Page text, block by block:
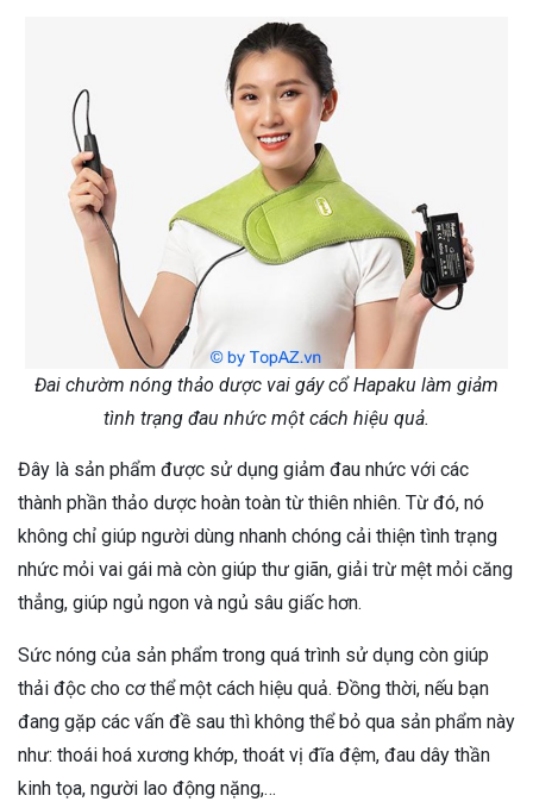
Đai chườm nóng thảo dược vai gáy cổ Hapaku làm giảm
tình trạng đau nhức một cách hiệu quả.
Đây là sản phẩm được sử dụng giảm đau nhức với các
thành phần thảo dược hoàn toàn từ thiên nhiên. Từ đó, nó
không chỉ giúp người dùng nhanh chóng cải thiện tình trạng
nhức mỏi vai gái mà còn giúp thư giãn, giải trừ mệt mỏi căng
thẳng, giúp ngủ ngon và ngủ sâu giấc hơn.
Sức nóng của sản phẩm trong quá trình sử dụng còn giúp
thải độc cho cơ thể một cách hiệu quả. Đồng thời, nếu bạn
đang gặp các vấn đề sau thì không thể bỏ qua sản phẩm này
như: thoái hoá xương khớp, thoát vị đĩa đệm, đau dây thần
kinh tọa, người lao động nặng,…